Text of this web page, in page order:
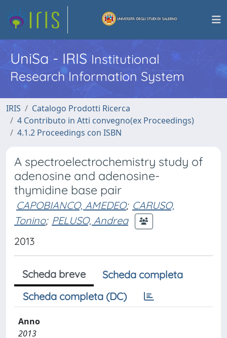
UniSa - IRISInstitutional
Research Information System
IRIS
Catalogo Prodotti Ricerca
4 Contributo in Atti convegno(ex Proceedings)
4.1.2 Proceedings con ISBN
A spectroelectrochemistry study of
adenosine and adenosine-
thymidine base pair
CAPOBIANCO, AMEDEO; CARUSO,
Tonino; PELUSO, Andrea
2013
Scheda breve
Scheda completa
Scheda completa (DC)
Anno
2013